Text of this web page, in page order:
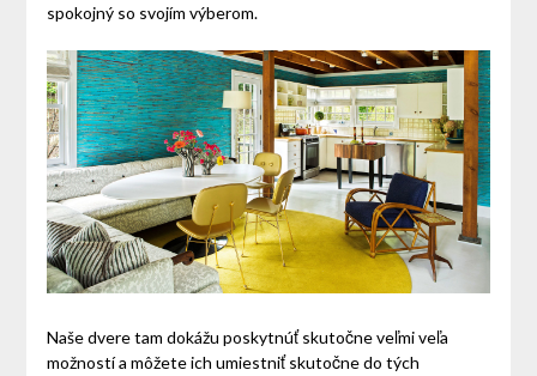
spokojný so svojím výberom.
Naše dvere tam dokážu poskytnúť skutočne veľmi veľa
možností a môžete ich umiestniť skutočne do tých